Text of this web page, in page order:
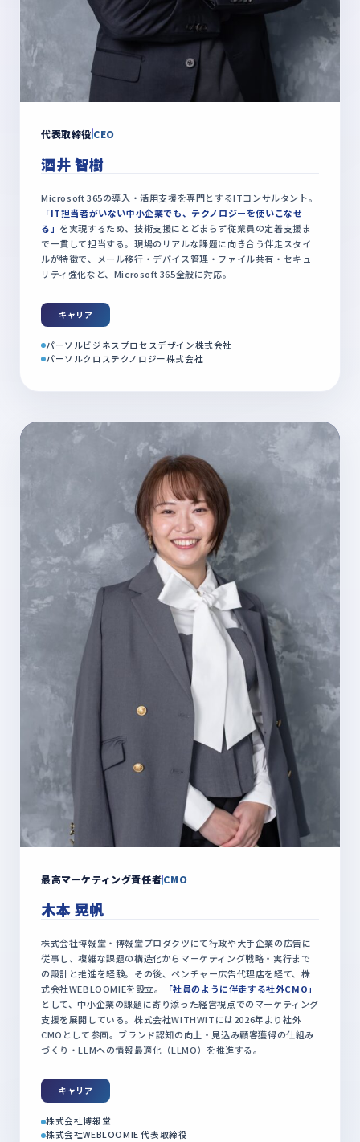
代表取締役 CEO
酒井 智樹
Microsoft 365の導入・活用支援を専門とするITコンサルタント。
「IT担当者がいない中小企業でも、テクノロジーを使いこなせ
る」 を実現するため、技術支援にとどまらず従業員の定着支援ま
で一貫して担当する。現場のリアルな課題に向き合う伴走スタイ
ルが特徴で、メール移行・デバイス管理・ファイル共有・セキュ
リティ強化など、Microsoft 365全般に対応。
キャリア
パーソルビジネスプロセスデザイン株式会社
パーソルクロステクノロジー株式会社
最高マーケティング責任者CMO
木本 晃帆
株式会社博報堂・博報堂プロダクツにて行政や大手企業の広告に
従事し、複雑な課題の構造化からマーケティング戦略・実行まで
の設計と推進を経験。その後、ベンチャー広告代理店を経て、株
式会社WEBLOOMIEを設立。
「社員のように伴走する社外CMO」
として、中小企業の課題に寄り添った経営視点でのマーケティング
支援を展開している。株式会社WITHWITには2026年より社外
CMOとして参画。ブランド認知の向上・見込み顧客獲得の仕組み
づくり・LLMへの情報最適化（LLMO）を推進する。
キャリア
株式会社博報堂
株式会社WEBLOOMIE 代表取締役